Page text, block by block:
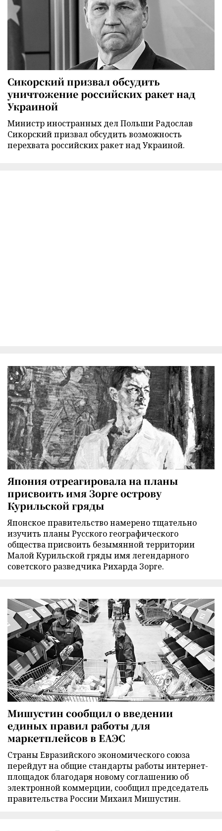
Сикорский призвал обсудить
уничтожение российских ракет над
Украиной
Министр иностранных дел Польши Радослав
Сикорский призвал обсудить возможность
перехвата российских ракет над Украиной.
Япония отреагировала на планы
присвоить имя Зорге острову
Курильской гряды
Японское правительство намерено тщательно
изучить планы Русского географического
общества присвоить безымянной территории
Малой Курильской гряды имя легендарного
советского разведчика Рихарда Зорге.
Мишустин сообщил о введении
единых правил работы для
маркетплейсов в ЕАЭС
Страны Евразийского экономического союза
перейдут на общие стандарты работы интернет-
площадок благодаря новому соглашению об
электронной коммерции, сообщил председатель
правительства России Михаил Мишустин.